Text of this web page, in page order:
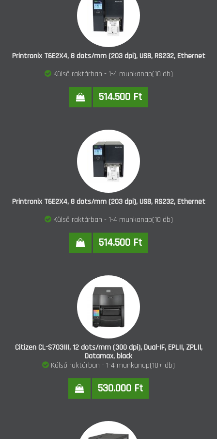
Printronix T6E2X4, 8 dots/mm (203 dpi), USB, RS232, Ethernet
Külső raktárban - 1-4 munkanap(10 db)
514.500 Ft
Printronix T6E2X4, 8 dots/mm (203 dpi), USB, RS232, Ethernet
Külső raktárban - 1-4 munkanap(10 db)
514.500 Ft
Citizen CL-S703III, 12 dots/mm (300 dpi), Dual-IF, EPLII, ZPLII,
Datamax, black
Külső raktárban - 1-4 munkanap(10+ db)
530.000 Ft